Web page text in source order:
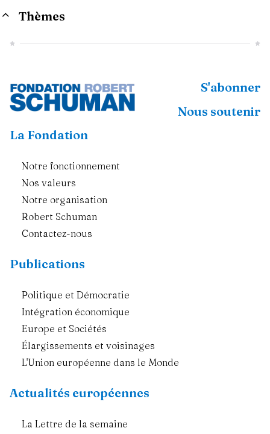
Thèmes
S'abonner
Nous soutenir
La Fondation
Notre fonctionnement
Nos valeurs
Notre organisation
Robert Schuman
Contactez-nous
Publications
Politique et Démocratie
Intégration économique
Europe et Sociétés
Élargissements et voisinages
L'Union européenne dans le Monde
Actualités européennes
La Lettre de la semaine